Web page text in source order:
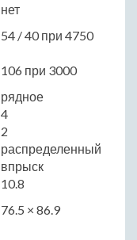
нет
54 / 40 при 4750
106 при 3000
рядное
4
2
распределенный
впрыск
10.8
76.5 × 86.9